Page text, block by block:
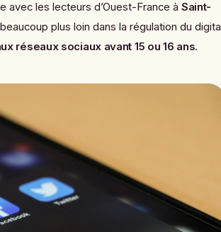
avec les lecteurs d’Ouest-France à Saint-
plus loin dans la régulation du digital
réseaux sociaux avant 15 ou 16 ans.